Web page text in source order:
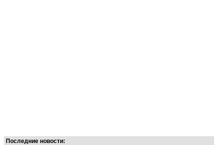
Последние новости: